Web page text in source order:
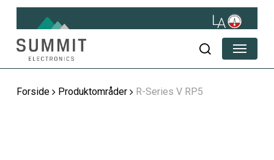
Skip
main
content
søg
Menu
Forside Produktområder R-Series V RP5